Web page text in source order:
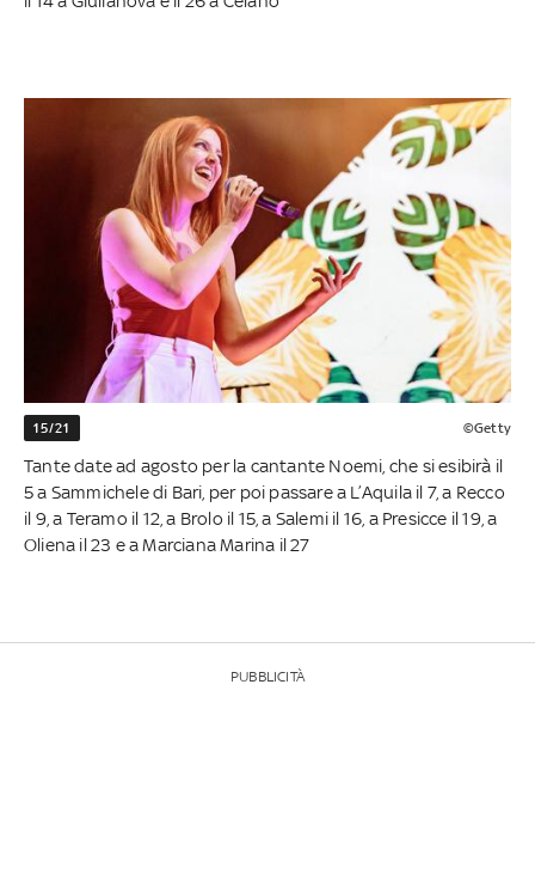
15/21 ©Getty
Tante date ad agosto per la cantante Noemi, che si esibirà il
5 a Sammichele di Bari, per poi passare a L’Aquila il 7, a Recco
il 9, a Teramo il 12, a Brolo il 15, a Salemi il 16, a Presicce il 19, a
Oliena il 23 e a Marciana Marina il 27
PUBBLICITÀ